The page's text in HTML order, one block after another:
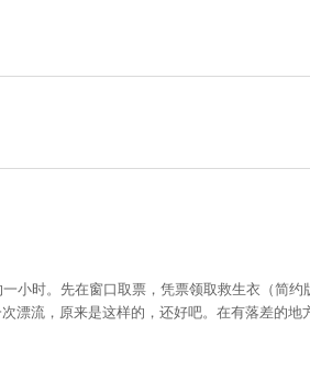
小时。先在窗口取票，凭票领取救生衣（简
漂流，原来是这样的，还好吧。在有落差的